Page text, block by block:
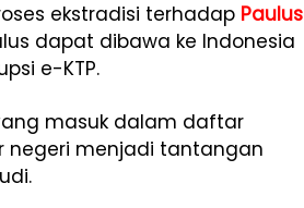
ekstradisi terhadap Paulus
dapat dibawa ke Indonesia
e-KTP.
masuk dalam daftar
negeri menjadi tantangan